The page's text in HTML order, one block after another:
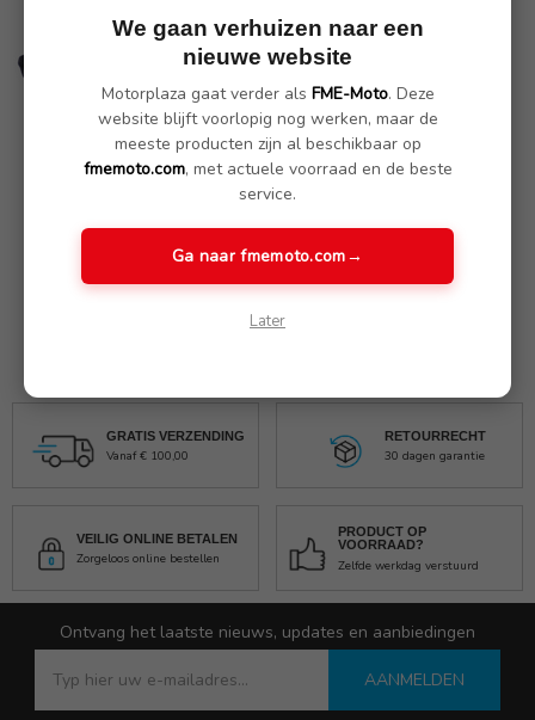
GRATIS VERZENDING
Vanaf € 100,00
RETOURRECHT
30 dagen garantie
VEILIG ONLINE BETALEN
Zorgeloos online bestellen
PRODUCT OP
VOORRAAD?
Zelfde werkdag verstuurd
Ontvang het laatste nieuws, updates en aanbiedingen
AANMELDEN
We gaan verhuizen naar een
nieuwe website
Motorplaza gaat verder als FME-Moto. Deze
website blijft voorlopig nog werken, maar de
meeste producten zijn al beschikbaar op
fmemoto.com, met actuele voorraad en de beste
service.
Ga naar fmemoto.com→
Later